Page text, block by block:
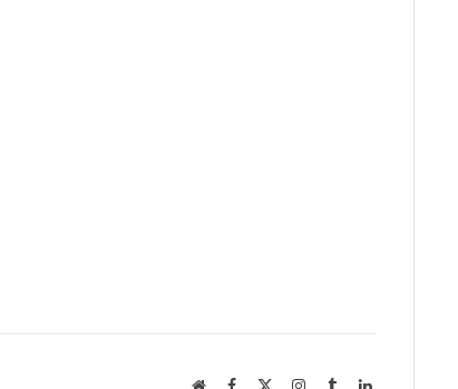
WebsiteFacebook Instagram
TumblrLinkedIn